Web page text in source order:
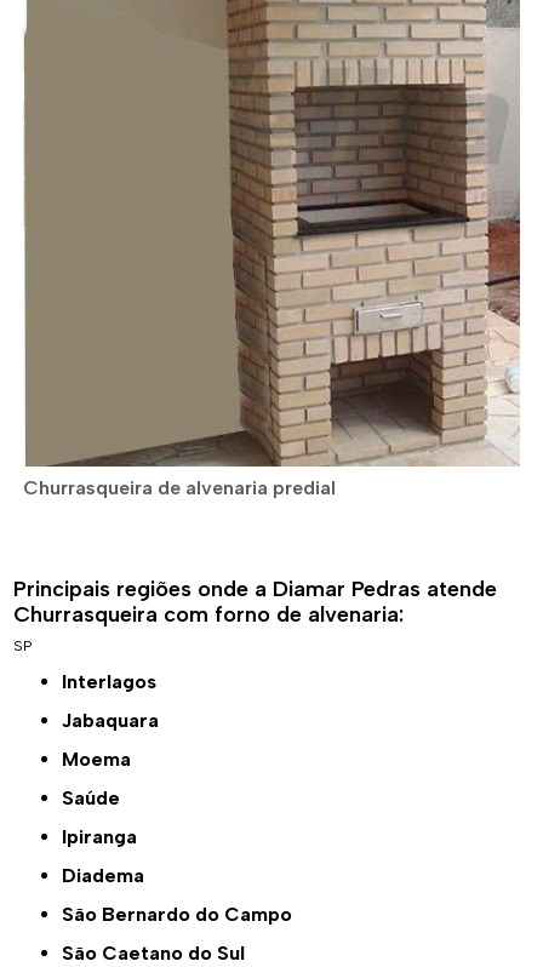
Churrasqueira de alvenaria predial
Principais regiões onde a Diamar Pedras atende
Churrasqueira com forno de alvenaria:
SP
Interlagos
Jabaquara
Moema
Saúde
Ipiranga
Diadema
São Bernardo do Campo
São Caetano do Sul